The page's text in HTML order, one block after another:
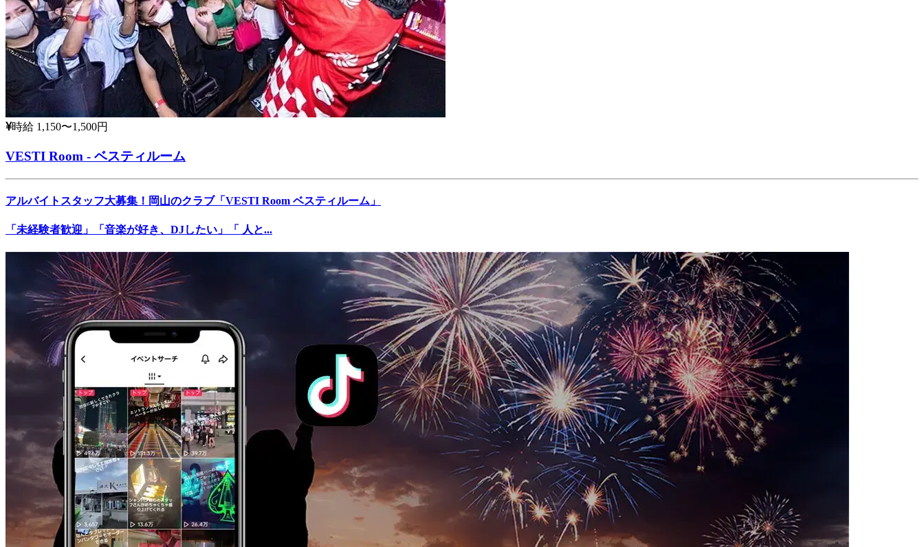
時給 1,150〜1,500円
VESTI Room - ベスティルーム
アルバイトスタッフ大募集！岡山のクラブ「VESTI Room ベスティルーム」
「未経験者歓迎」「音楽が好き、DJしたい」「 人と...